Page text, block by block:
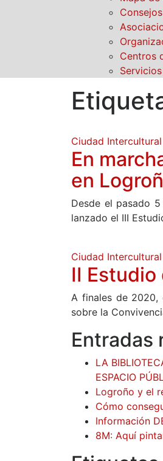
Centros
Ciudad Intercultural
En
en
Desde el pasado
lanzado el III
Ciudad Intercultural
II
A finales de 2020,
sobre la
Entradas
LA
ESPACIO
Logroño y el
Cómo
Información
8M: Aquí